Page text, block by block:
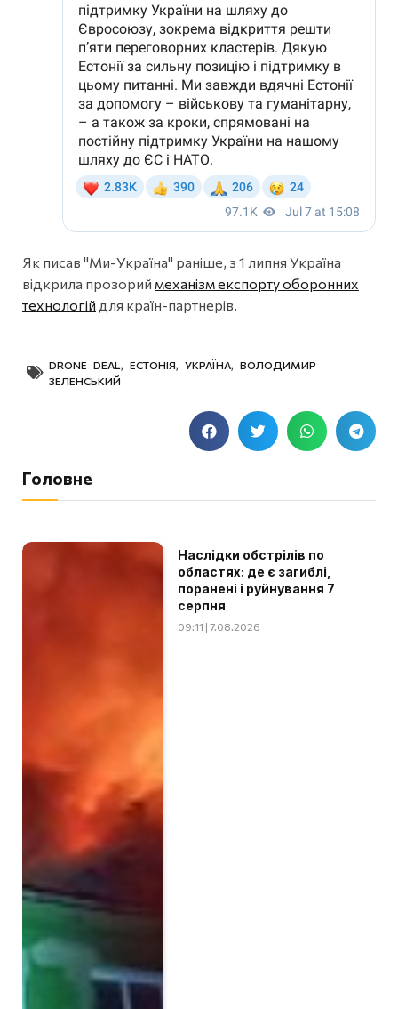
Як писав "Ми-Україна" раніше, з 1 липня Україна
відкрила прозорий механізм експорту оборонних
технологій для країн-партнерів.
DRONE DEAL ЕСТОНІЯ УКРАЇНА
ВОЛОДИМИР
ЗЕЛЕНСЬКИЙ
Головне
Наслідки обстрілів по
областях: де є загиблі,
поранені і руйнування 7
серпня
09:11 | 7.08.2026